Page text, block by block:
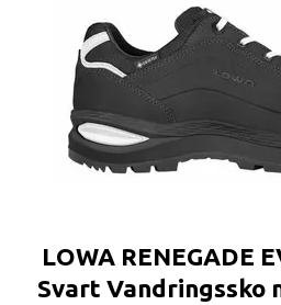
LOWA RENEGADE
Svart Vandringssko